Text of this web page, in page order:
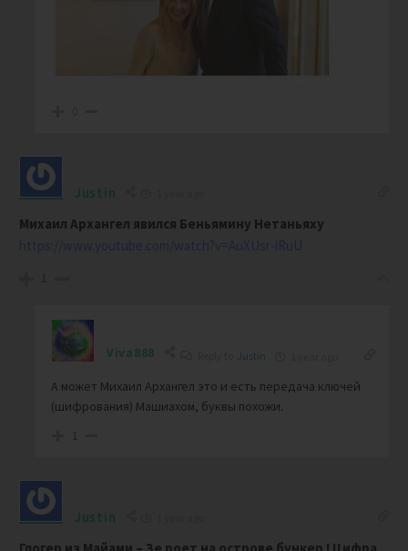
Justin
Михаил Архангел явился Беньямину Нетаньяху
1
Viva888 Justin
А может Михаил Архангел это и есть передача ключей
(шифрования) Машиахом, буквы похожи.
1
Justin